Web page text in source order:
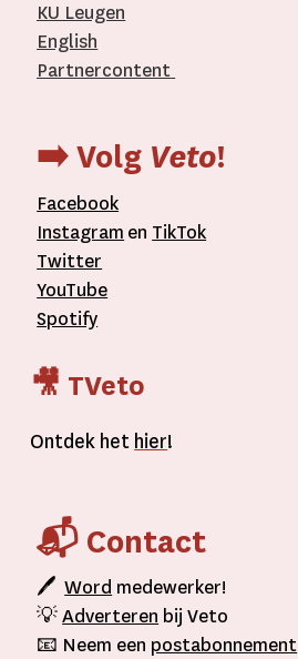
KU Leugen
English
Partnercontent
➡️ Volg Veto!
Facebook
Instagram en TikTok
Twitter
YouTube
Spotify
🎥 TVeto
Ontdek het hier!
📬 Contact
🖊Word medewerker!
💡Adverteren bij Veto
📧 Neem een postabonnement